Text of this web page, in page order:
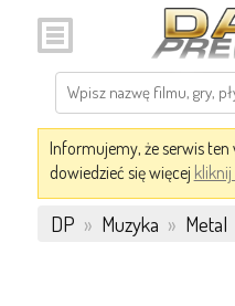
Informujemy, że serwis
dowiedzieć się więcej
DP » Muzyka » Metal